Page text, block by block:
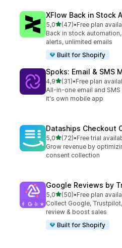
XFlow Back in Stock
5,0av 5 stjerner
(47)
Totalt 47 omtaler
•Free plan
Back in stock
alerts, unlimited emails
Built for Shopify
Spoks: Email & SMS
4,9av 5 stjerner
(31)
Totalt 31 omtaler
•Free plan
All-in-one email and
it's own mobile app
Dataships Checkout
5,0av 5 stjerner
(72)
Totalt 72 omtaler
•Free trial
Grow revenue by
consent collection
Google Reviews by
5,0av 5 stjerner
(50)
Totalt 50 omtaler
•Free plan
Collect Google,
review & boost sales
Built for Shopify